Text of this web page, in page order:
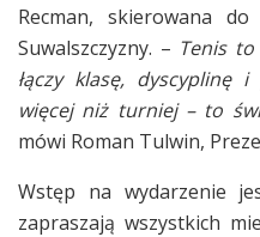
Recman, skierowana do
Suwalszczyzny. – Tenis
łączy klasę, dyscyplinę
więcej niż turniej – to
mówi Roman Tulwin,
Wstęp na wydarzenie
zapraszają wszystkich